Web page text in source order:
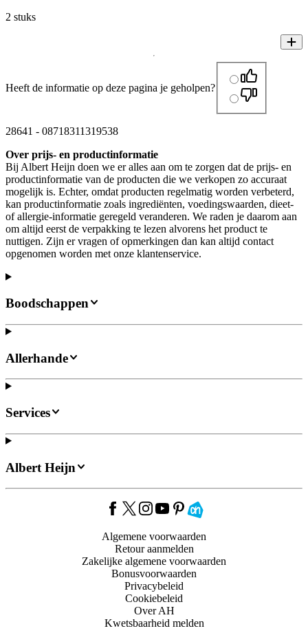
2 stuks
Heeft de informatie op deze pagina je geholpen?
28641 - 08718311319538
Over prijs- en productinformatie
Bij Albert Heijn doen we er alles aan om te zorgen dat de prijs- en
productinformatie van de producten die we verkopen zo accuraat
mogelijk is. Echter, omdat producten regelmatig worden verbeterd,
kan productinformatie zoals ingrediënten, voedingswaarden, dieet-
of allergie-informatie geregeld veranderen. We raden je daarom aan
om altijd eerst de verpakking te lezen alvorens het product te
nuttigen. Zijn er vragen of opmerkingen dan kan altijd contact
opgenomen worden met onze klantenservice.
Boodschappen
Allerhande
Services
Albert Heijn
Algemene voorwaarden
Retour aanmelden
Zakelijke algemene voorwaarden
Bonusvoorwaarden
Privacybeleid
Cookiebeleid
Over AH
Kwetsbaarheid melden